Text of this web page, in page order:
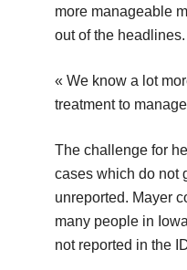
more manageable
out of the headlines.
« We know a lot
treatment to
The challenge for
cases which do not
unreported. Mayer
many people in
not reported in the